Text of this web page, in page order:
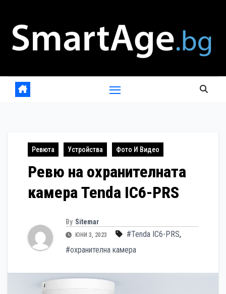
content
Ревюта Устройства Фото И Видео
Ревю на охранителната
камера Tenda IC6-PRS
By Sitemar
ЮНИ 3, 2023 #Tenda IC6-PRS,
#охранителна камера